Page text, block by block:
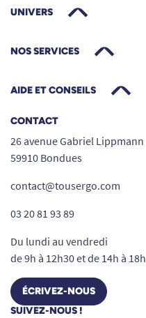
UNIVERS
NOS SERVICES
AIDE ET CONSEILS
CONTACT
26 avenue Gabriel Lippmann
59910 Bondues
contact@tousergo.com
03 20 81 93 89
Du lundi au vendredi
de 9h à 12h30 et de 14h à 18h
ÉCRIVEZ-NOUS
SUIVEZ-NOUS !